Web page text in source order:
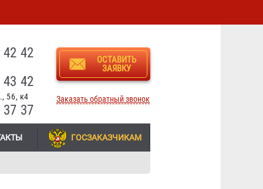
42
42
56, к4
37
ОСТАВИТЬ
ЗАЯВКУ
Заказать обратный звонок
ГОСЗАКАЗЧИКАМ